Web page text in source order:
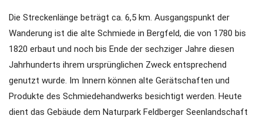
Die Streckenlänge beträgt ca. 6,5 km. Ausgangspunkt der
Wanderung ist die alte Schmiede in Bergfeld, die von 1780 bis
1820 erbaut und noch bis Ende der sechziger Jahre diesen
Jahrhunderts ihrem ursprünglichen Zweck entsprechend
genutzt wurde. Im Innern können alte Gerätschaften und
Produkte des Schmiedehandwerks besichtigt werden. Heute
dient das Gebäude dem Naturpark Feldberger Seenlandschaft